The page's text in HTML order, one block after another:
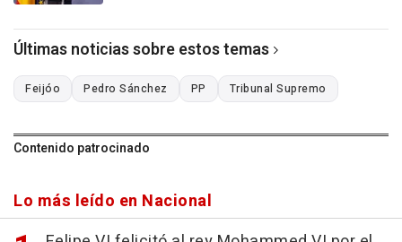
Últimas noticias sobre estos temas
Feijóo Pedro Sánchez PP Tribunal Supremo
Contenido patrocinado
Lo más leído en Nacional